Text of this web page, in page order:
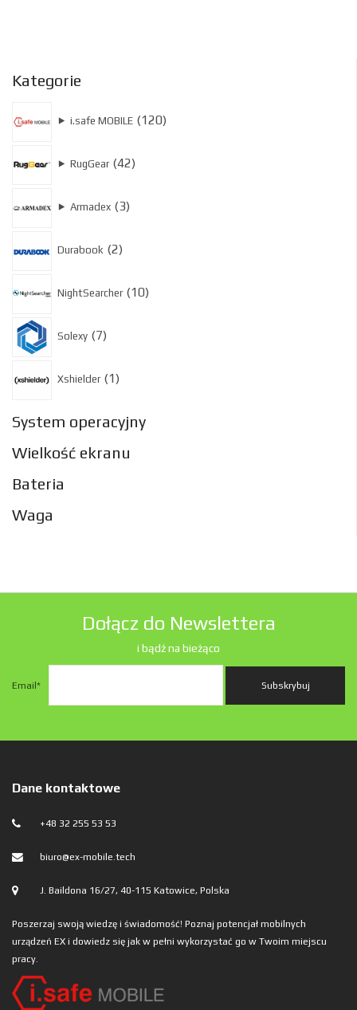
Kategorie
⯈ i.safe MOBILE 120
⯈ RugGear 42
⯈ Armadex 3
Durabook 2
NightSearcher 10
Solexy 7
Xshielder 1
System operacyjny
Wielkość ekranu
Bateria
Waga
Dołącz do Newslettera
i bądź na bieżąco
Email *
Dane kontaktowe
+48 32 255 53 53
biuro@ex-mobile.tech
J. Baildona 16/27, 40-115 Katowice, Polska
Poszerzaj swoją wiedzę i świadomość! Poznaj potencjał mobilnych
urządzeń EX i dowiedz się jak w pełni wykorzystać go w Twoim miejscu
pracy.